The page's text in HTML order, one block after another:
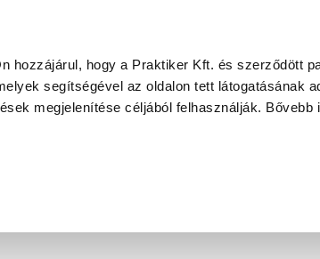
hozzájárul, hogy a Praktiker Kft. és szerződött
segítségével az oldalon tett látogatásának
megjelenítése céljából felhasználják. Bővebb
Szakiajánló Ügyintézés és Információ